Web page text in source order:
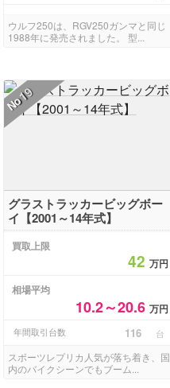
ウルフ250は、RGV250ガンマと同じ
1988年に発売されました。 型...
No
19
グラストラッカービッグボー
イ【2001～14年式】
買取上限
42万円
相場平均
10.2～20.6万円
年間取引台数 116 台
スポーツレプリカ人気が落ち着き、国
内のバイクシーンでもブーム...